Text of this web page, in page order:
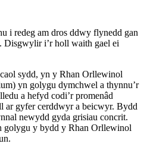
i redeg am dros ddwy flynedd gan
Disgwylir i’r holl waith gael ei
sydd, yn y Rhan Orllewinol
yn golygu dymchwel a thynnu’r
a hefyd codi’r promenâd
ar gyfer cerddwyr a beicwyr. Bydd
newydd gyda grisiau concrit.
golygu y bydd y Rhan Orllewinol